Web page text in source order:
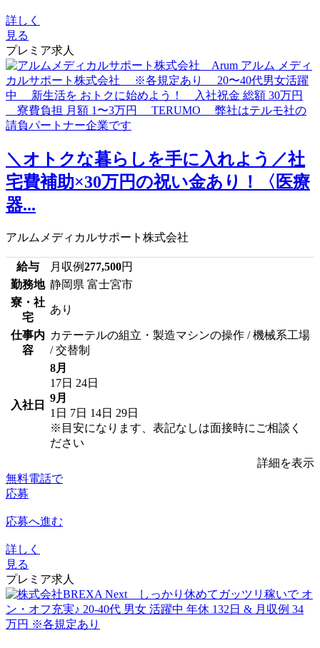
詳しく
見る
プレミア求人
＼オトクな暮らしを手に入れよう／社
宅費補助×30万円の祝い金あり！〈医療
器...
アルムメディカルサポート株式会社
給与 月収例277,500円
勤務地 静岡県 富士宮市
寮・社
宅
あり
仕事内
容
カテーテルの組立・製造マシンの操作 / 機械系工場
/ 交替制
入社日
8月
17日 24日
9月
1日 7日 14日 29日
※目安になります、表記なしは面接時にご相談く
ださい
詳細を表示
無料電話で
応募
応募へ進む
詳しく
見る
プレミア求人